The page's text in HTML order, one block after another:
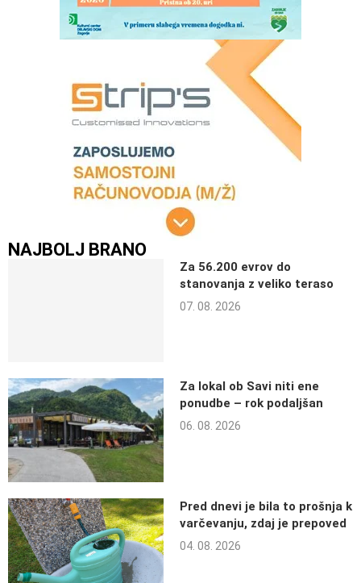
NAJBOLJ BRANO
Za 56.200 evrov do
stanovanja z veliko teraso
07. 08. 2026
Za lokal ob Savi niti ene
ponudbe – rok podaljšan
06. 08. 2026
Pred dnevi je bila to prošnja k
varčevanju, zdaj je prepoved
04. 08. 2026